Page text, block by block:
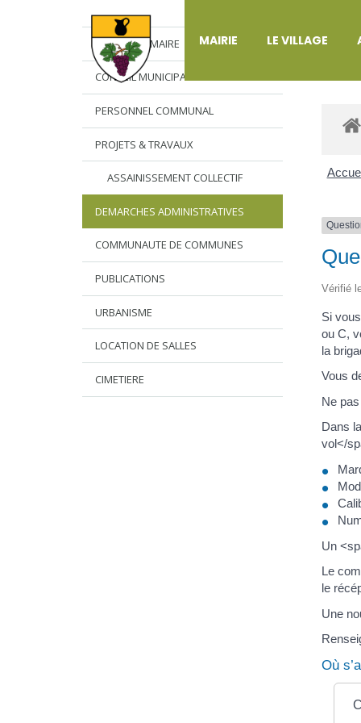
MAIRIE LE VILLAGE
L’EDITO DU MAIRE
CONSEIL MUNICIPAL
PERSONNEL COMMUNAL
PROJETS & TRAVAUX
ASSAINISSEMENT COLLECTIF
DEMARCHES ADMINISTRATIVES
COMMUNAUTE DE COMMUNES
PUBLICATIONS
URBANISME
LOCATION DE SALLES
CIMETIERE
Vérifié
Si
ou C,
la
Vous
Ne
Dans
vol</
Un
Le
le
Une
Où